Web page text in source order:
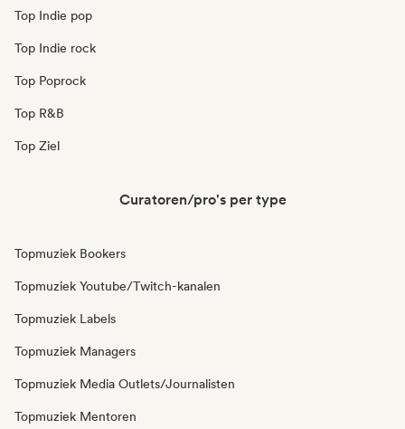
Top Indie pop
Top Indie rock
Top Poprock
Top R&B
Top Ziel
Curatoren/pro's per type
Topmuziek Bookers
Topmuziek Youtube/Twitch-kanalen
Topmuziek Labels
Topmuziek Managers
Topmuziek Media Outlets/Journalisten
Topmuziek Mentoren